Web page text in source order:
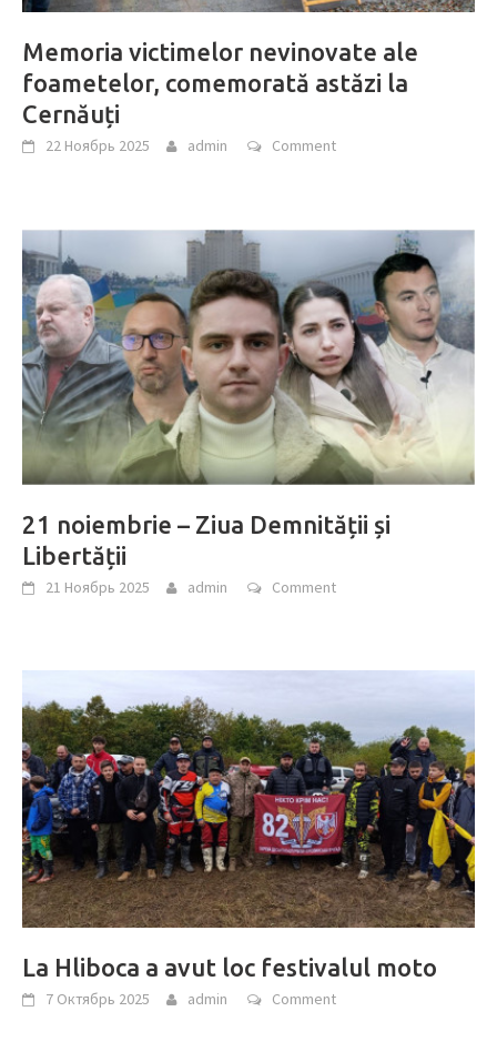
Memoria victimelor nevinovate ale
foametelor, comemorată astăzi la
Cernăuți
22 Ноябрь 2025 admin Comment
21 noiembrie – Ziua Demnității și
Libertății
21 Ноябрь 2025 admin Comment
La Hliboca a avut loc festivalul moto
7 Октябрь 2025 admin Comment